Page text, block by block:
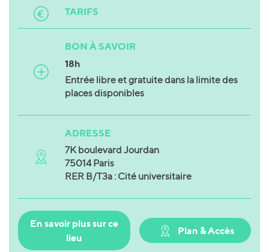
TARIFS
BON À SAVOIR
18h
Entrée libre et gratuite dans la limite des
places disponibles
ADRESSE
7K boulevard Jourdan
75014 Paris
RER B/T3a : Cité universitaire
En savoir plus sur ce
lieu
Plan & Accès